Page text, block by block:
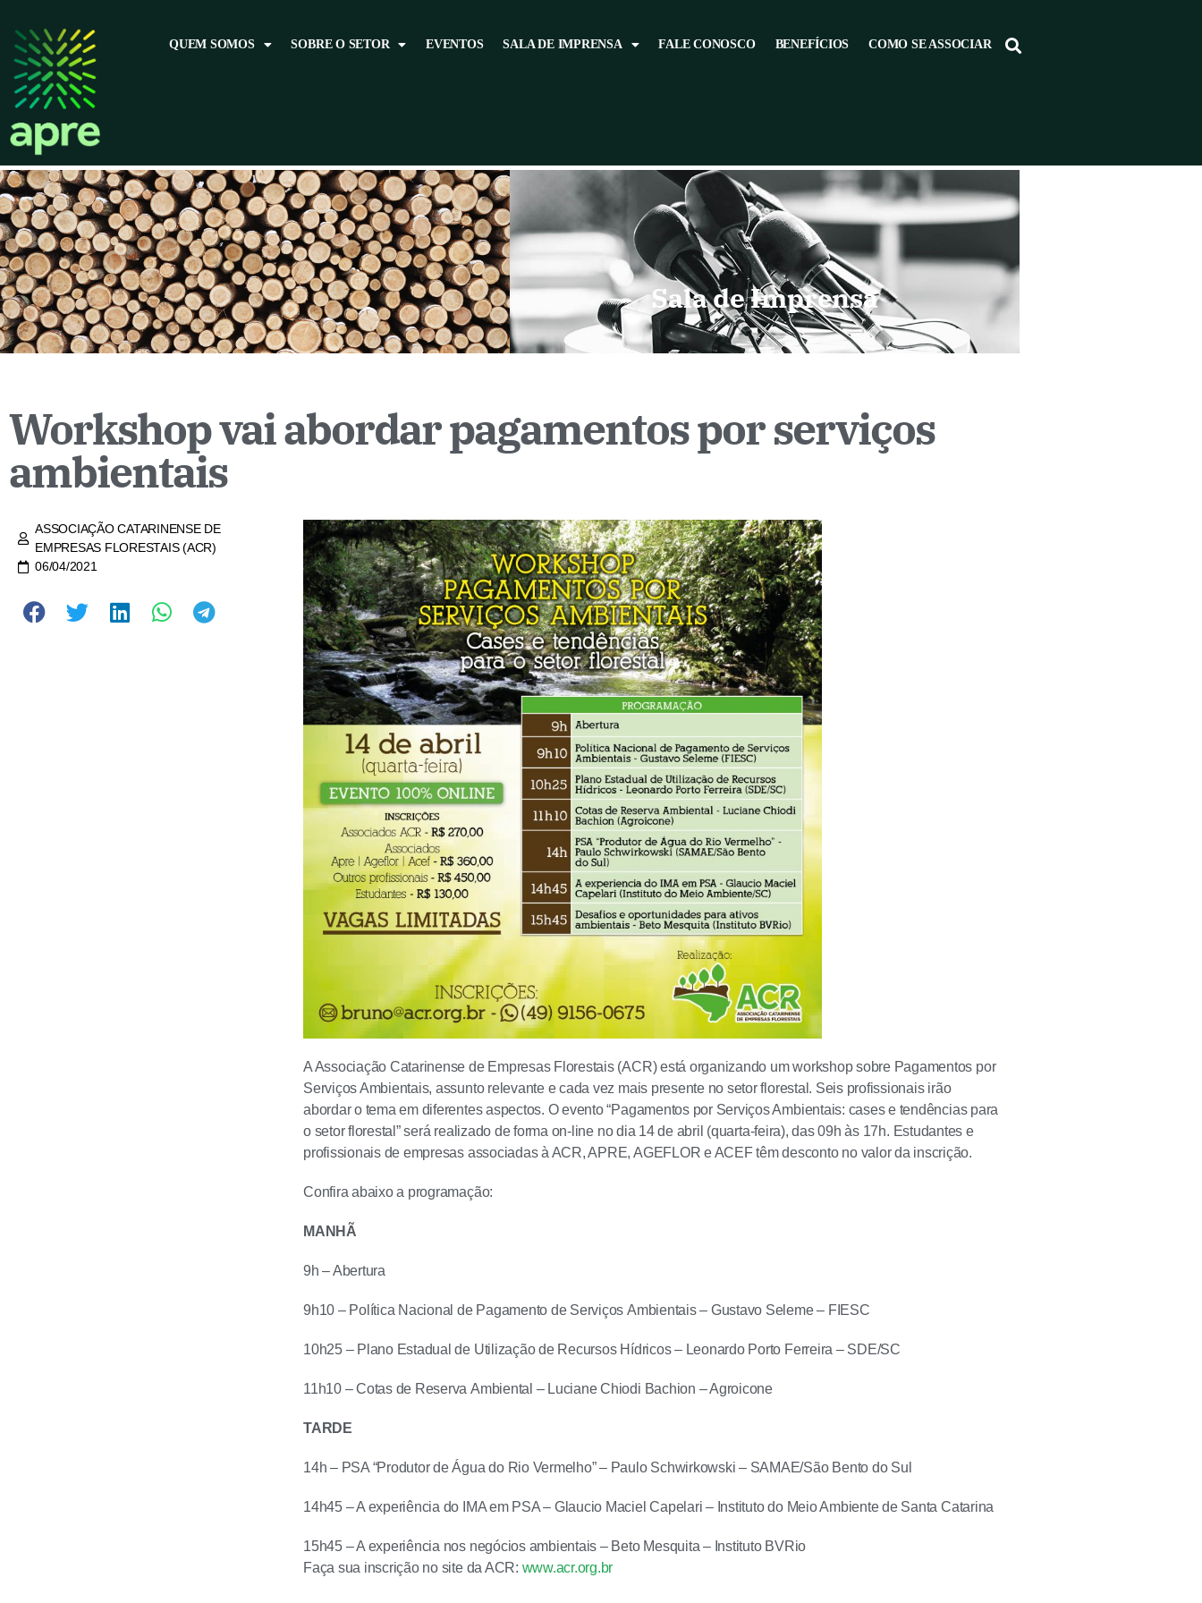
QUEM SOMOS SOBRE O SETOR EVENTOS SALA DE IMPRENSA FALE CONOSCO BENEFÍCIOS COMO SE ASSOCIAR
Sala de Imprensa
Workshop vai abordar pagamentos por serviços
ambientais
ASSOCIAÇÃO CATARINENSE DE
EMPRESAS FLORESTAIS (ACR)
06/04/2021
A Associação Catarinense de Empresas Florestais (ACR) está organizando um workshop sobre Pagamentos por
Serviços Ambientais, assunto relevante e cada vez mais presente no setor florestal. Seis profissionais irão
abordar o tema em diferentes aspectos. O evento “Pagamentos por Serviços Ambientais: cases e tendências para
o setor florestal” será realizado de forma on-line no dia 14 de abril (quarta-feira), das 09h às 17h. Estudantes e
profissionais de empresas associadas à ACR, APRE, AGEFLOR e ACEF têm desconto no valor da inscrição.
Confira abaixo a programação:
MANHÃ
9h – Abertura
9h10 – Política Nacional de Pagamento de Serviços Ambientais – Gustavo Seleme – FIESC
10h25 – Plano Estadual de Utilização de Recursos Hídricos – Leonardo Porto Ferreira – SDE/SC
11h10 – Cotas de Reserva Ambiental – Luciane Chiodi Bachion – Agroicone
TARDE
14h – PSA “Produtor de Água do Rio Vermelho” – Paulo Schwirkowski – SAMAE/São Bento do Sul
14h45 – A experiência do IMA em PSA – Glaucio Maciel Capelari – Instituto do Meio Ambiente de Santa Catarina
15h45 – A experiência nos negócios ambientais – Beto Mesquita – Instituto BVRio
Faça sua inscrição no site da ACR: www.acr.org.br